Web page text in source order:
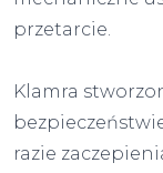
przetarcie.
Klamra
razie